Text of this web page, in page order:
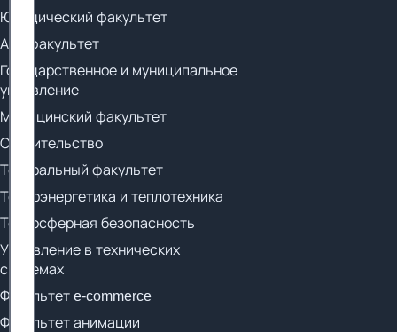
Юридический факультет
Арт-факультет
Государственное и муниципальное
управление
Медицинский факультет
Строительство
Театральный факультет
Теплоэнергетика и теплотехника
Техносферная безопасность
Управление в технических
системах
Факультет e-commerce
Факультет анимации